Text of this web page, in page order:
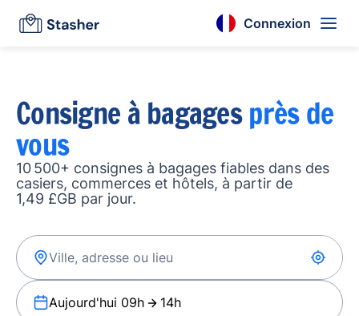
Connexion
Consigne à bagagesprès de
vous
10 500+ consignes à bagages fiables dans des
casiers, commerces et hôtels, à partir de
1,49 £GB par jour.
Aujourd'hui 09h 14h